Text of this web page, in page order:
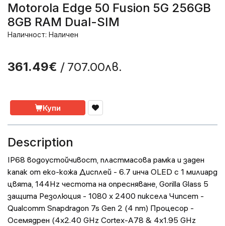
Motorola Edge 50 Fusion 5G 256GB
8GB RAM Dual-SIM
Наличност: Наличен
361.49€ / 707.00лв.
Купи
Description
IP68 водоустойчивост, пластмасова рамка и заден
капак от еко-кожа Дисплей - 6.7 инча OLED с 1 милиард
цвята, 144Hz честота на опресняване, Gorilla Glass 5
защита Резолюция - 1080 x 2400 пиксела Чипсет -
Qualcomm Snapdragon 7s Gen 2 (4 nm) Процесор -
Осемядрен (4x2.40 GHz Cortex-A78 & 4x1.95 GHz